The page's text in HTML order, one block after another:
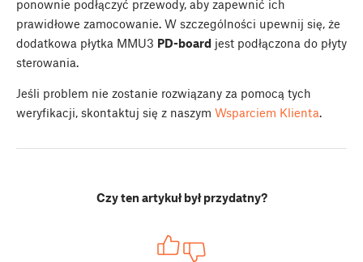
ponownie podłączyć przewody, aby zapewnić ich
prawidłowe zamocowanie. W szczególności upewnij się, że
dodatkowa płytka MMU3 PD-board jest podłączona do płyty
sterowania.
Jeśli problem nie zostanie rozwiązany za pomocą tych
weryfikacji, skontaktuj się z naszym Wsparciem Klienta.
Czy ten artykuł był przydatny?